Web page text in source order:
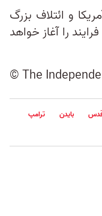
و ائتلاف بزرگ
را آغاز خواهد
© The
بایدن
ترامپ